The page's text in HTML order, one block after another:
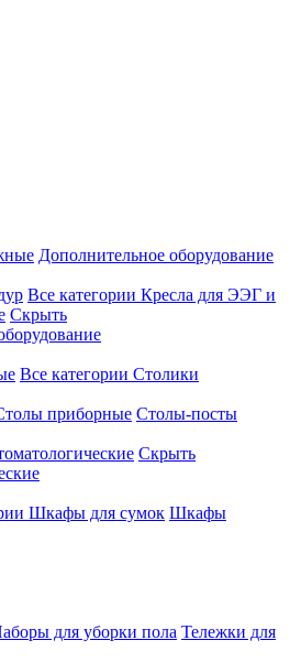
Дополнительное оборудование
Все категории Кресла для ЭЭГ и
Скрыть
Все категории Столики
приборные Столы-посты
Скрыть
Шкафы для сумок Шкафы
для уборки пола Тележки для